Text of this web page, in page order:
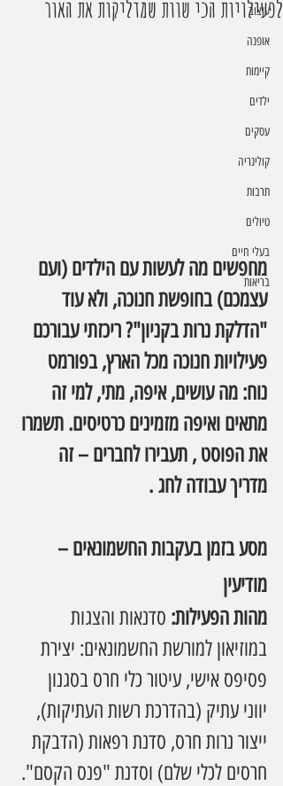
עיצוב
אופנה
קיימות
ילדים
עסקים
קולינריה
תרבות
טיולים
בעלי חיים
בריאות
לפעילויות הכי שוות שמדליקות את האור
מחפשים מה לעשות עם הילדים (ועם
עצמכם) בחופשת חנוכה, ולא עוד
"הדלקת נרות בקניון"? ריכזתי עבורכם
פעילויות חנוכה מכל הארץ, בפורמט
נוח: מה עושים, איפה, מתי, למי זה
מתאים ואיפה מזמינים כרטיסים. תשמרו
את הפוסט , תעבירו לחברים – זה
מדריך עבודה לחג .
מסע בזמן בעקבות החשמונאים –
מודיעין
מהות הפעילות: סדנאות והצגות
במוזיאון למורשת החשמונאים: יצירת
פסיפס אישי, עיטור כלי חרס בסגנון
יווני עתיק (בהדרכת רשות העתיקות),
ייצור נרות חרס, סדנת רפאות (הדבקת
חרסים לכלי שלם) וסדנת "פנס הקסם".